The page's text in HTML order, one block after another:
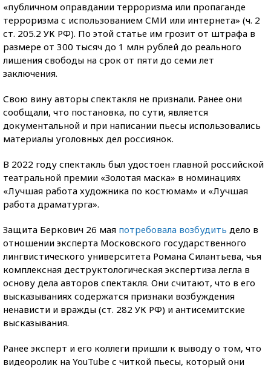
«публичном оправдании терроризма или пропаганде
терроризма с использованием СМИ или интернета» (ч. 2
ст. 205.2 УК РФ). По этой статье им грозит от штрафа в
размере от 300 тысяч до 1 млн рублей до реального
лишения свободы на срок от пяти до семи лет
заключения.
Свою вину авторы спектакля не признали. Ранее они
сообщали, что постановка, по сути, является
документальной и при написании пьесы использовались
материалы уголовных дел россиянок.
В 2022 году спектакль был удостоен главной российской
театральной премии «Золотая маска» в номинациях
«Лучшая работа художника по костюмам» и «Лучшая
работа драматурга».
Защита Беркович 26 мая потребовала возбудить дело в
отношении эксперта Московского государственного
лингвистического университета Романа Силантьева, чья
комплексная деструктологическая экспертиза легла в
основу дела авторов спектакля. Они считают, что в его
высказываниях содержатся признаки возбуждения
ненависти и вражды (ст. 282 УК РФ) и антисемитские
высказывания.
Ранее эксперт и его коллеги пришли к выводу о том, что
видеоролик на YouTube с читкой пьесы, который они